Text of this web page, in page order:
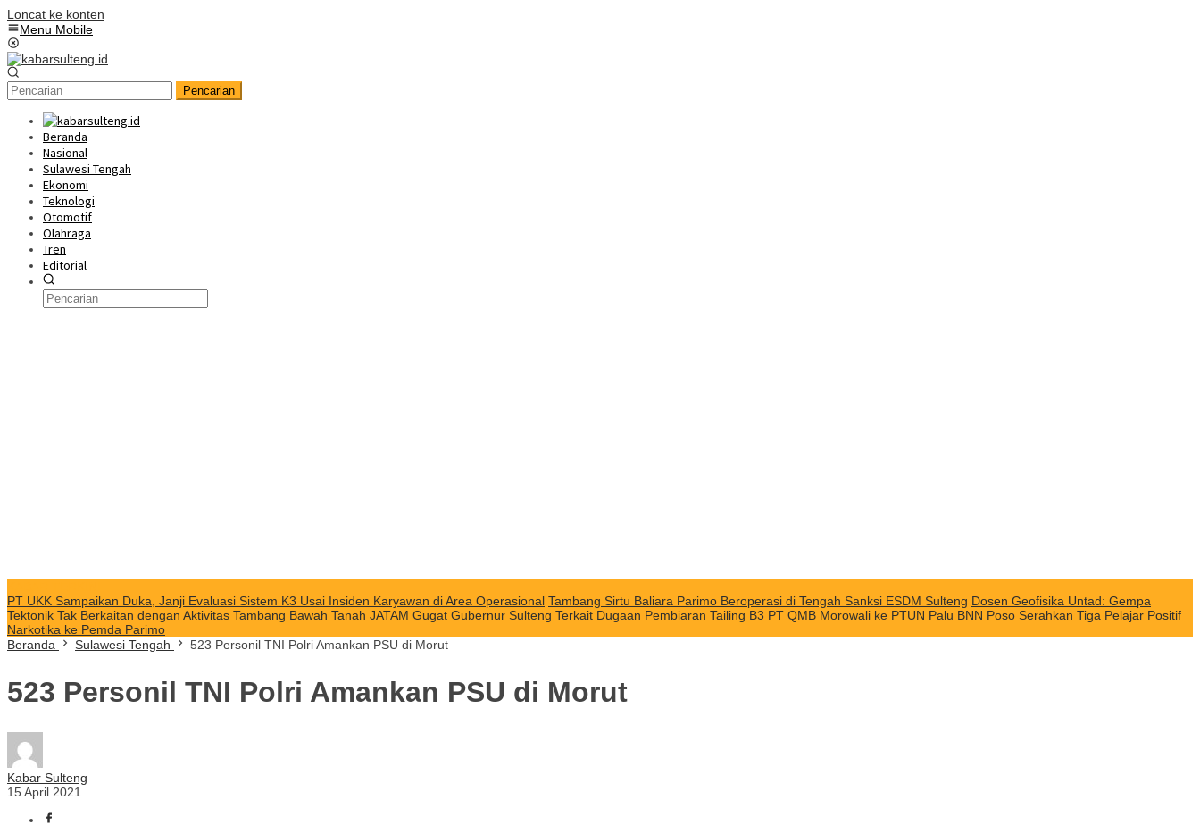
Loncat ke konten
Menu Mobile
Pencarian
Beranda
Nasional
Sulawesi Tengah
Ekonomi
Teknologi
Otomotif
Olahraga
Tren
Editorial
PT UKK Sampaikan Duka, Janji Evaluasi Sistem K3 Usai Insiden Karyawan di Area Operasional Tambang Sirtu Baliara Parimo Beroperasi di Tengah Sanksi ESDM Sulteng Dosen Geofisika Untad: Gempa
Tektonik Tak Berkaitan dengan Aktivitas Tambang Bawah Tanah JATAM Gugat Gubernur Sulteng Terkait Dugaan Pembiaran Tailing B3 PT QMB Morowali ke PTUN Palu BNN Poso Serahkan Tiga Pelajar Positif
Narkotika ke Pemda Parimo
Beranda
Sulawesi Tengah 523 Personil TNI Polri Amankan PSU di Morut
523 Personil TNI Polri Amankan PSU di Morut
Kabar Sulteng
15 April 2021